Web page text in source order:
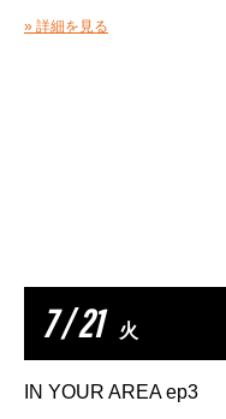
» 詳細を見る
7 / 21 火
IN YOUR AREA ep3